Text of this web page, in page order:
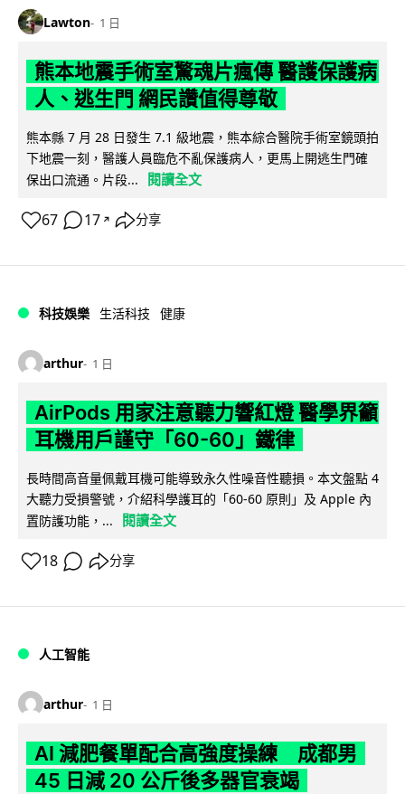
Lawton 1 日
熊本地震手術室驚魂片瘋傳 醫護保護病
人、逃生門 網民讚值得尊敬
熊本縣 7 月 28 日發生 7.1 級地震，熊本綜合醫院手術室鏡頭拍
下地震一刻，醫護人員臨危不亂保護病人，更馬上開逃生門確
保出口流通。片段...
閱讀全文
67 17 ↗ 分享
科技娛樂 生活科技 健康
arthur 1 日
AirPods 用家注意聽力響紅燈 醫學界籲
耳機用戶謹守「60-60」鐵律
長時間高音量佩戴耳機可能導致永久性噪音性聽損。本文盤點 4
大聽力受損警號，介紹科學護耳的「60-60 原則」及 Apple 內
置防護功能，...
閱讀全文
18 分享
人工智能
arthur 1 日
AI 減肥餐單配合高強度操練 成都男
45 日減 20 公斤後多器官衰竭